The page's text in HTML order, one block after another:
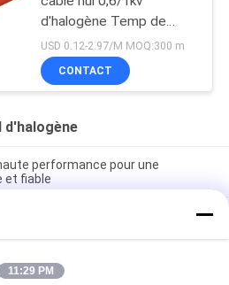
d'halogène Temp de
opération de 90 degrés
USD 0.12-2.97/M MOQ:300 m
CONTACT
d'halogène
performance pour une
et fiable
armé d'acier, faible émission
1,5 mm² à 800 mm²,
câble électrique isolé en PVC,
11:29 PM